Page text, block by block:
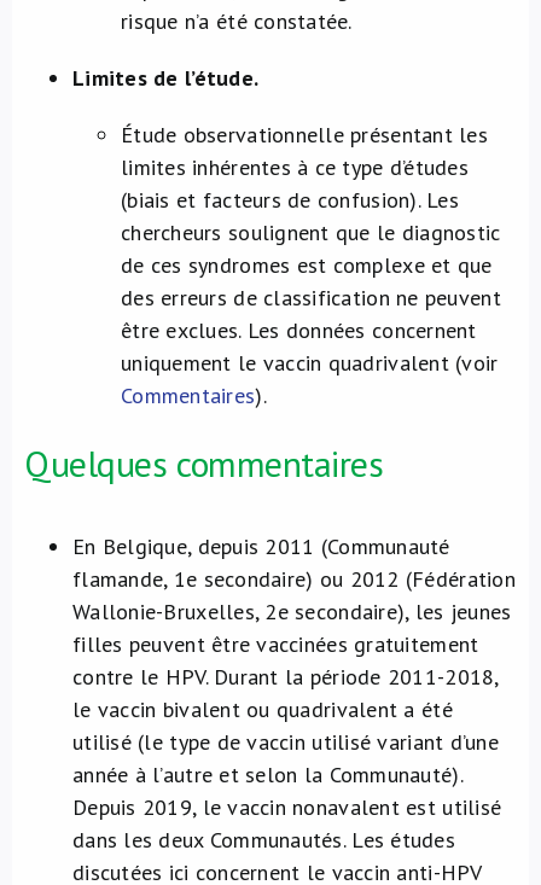
risque n’a été constatée.
Limites de l’étude.
Étude observationnelle présentant les
limites inhérentes à ce type d’études
(biais et facteurs de confusion). Les
chercheurs soulignent que le diagnostic
de ces syndromes est complexe et que
des erreurs de classification ne peuvent
être exclues. Les données concernent
uniquement le vaccin quadrivalent (voir
Commentaires).
Quelques commentaires
En Belgique, depuis 2011 (Communauté
flamande, 1e secondaire) ou 2012 (Fédération
Wallonie-Bruxelles, 2e secondaire), les jeunes
filles peuvent être vaccinées gratuitement
contre le HPV. Durant la période 2011-2018,
le vaccin bivalent ou quadrivalent a été
utilisé (le type de vaccin utilisé variant d’une
année à l’autre et selon la Communauté).
Depuis 2019, le vaccin nonavalent est utilisé
dans les deux Communautés. Les études
discutées ici concernent le vaccin anti-HPV